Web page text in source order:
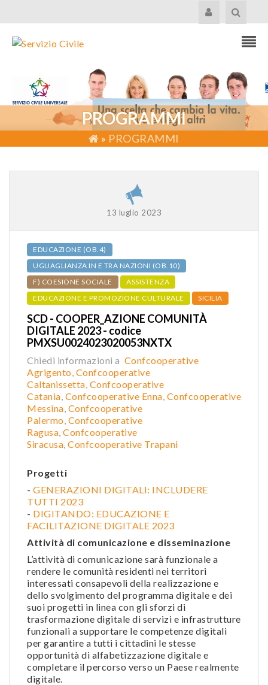
PROGRAMMI
» PROGRAMMI
13 luglio 2023
EDUCAZIONE (OB.4)
UGUAGLIANZA IN E TRA NAZIONI (OB.10)
F) COESIONE SOCIALE
ASSISTENZA
EDUCAZIONE E PROMOZIONE CULTURALE
SICILIA
SCD - COOPER_AZIONE COMUNITÀ
DIGITALE 2023 - codice
PMXSU0024023020053NXTX
Chiedi informazioni a Confcooperative
Agrigento, Confcooperative
Caltanissetta, Confcooperative
Catania, Confcooperative Enna, Confcooperative
Messina, Confcooperative
Palermo, Confcooperative
Ragusa, Confcooperative
Siracusa, Confcooperative Trapani
Progetti
- GENERAZIONI DIGITALI: INCLUDERE
TUTTI 2023
- DIGITANDO: EDUCAZIONE E
FACILITAZIONE DIGITALE 2023
Attività di comunicazione e disseminazione
L’attività di comunicazione sarà funzionale a
rendere le comunità residenti nei territori
interessati consapevoli della realizzazione e
dello svolgimento del programma digitale e dei
suoi progetti in linea con gli sforzi di
trasformazione digitale di servizi e infrastrutture
funzionali a supportare le competenze digitali
per garantire a tutti i cittadini le stesse
opportunità di alfabetizzazione digitale e
completare il percorso verso un Paese realmente
digitale.